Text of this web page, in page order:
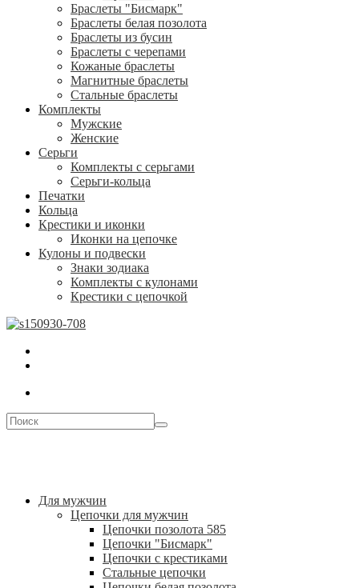
Браслеты "Бисмарк"
Браслеты белая позолота
Браслеты из бусин
Браслеты с черепами
Кожаные браслеты
Магнитные браслеты
Стальные браслеты
Комплекты
Мужские
Женские
Серьги
Комплекты с серьгами
Серьги-кольца
Печатки
Кольца
Крестики и иконки
Иконки на цепочке
Кулоны и подвески
Знаки зодиака
Комплекты с кулонами
Крестики с цепочкой
Для мужчин
Цепочки для мужчин
Цепочки позолота 585
Цепочки "Бисмарк"
Цепочки с крестиками
Стальные цепочки